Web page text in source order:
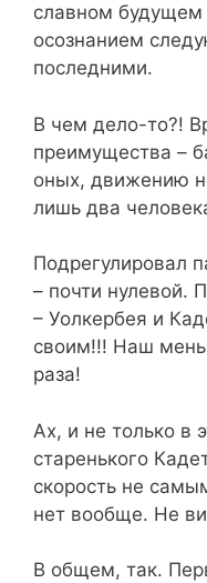
славном будущем
осознанием
последними.
В чем дело-то?!
преимущества –
оных, движению
лишь два
Подрегулировал
– почти нулевой.
– Уолкербея и
своим!!! Наш
раза!
Ах, и не только в
старенького
скорость не
нет вообще. Не
В общем, так.